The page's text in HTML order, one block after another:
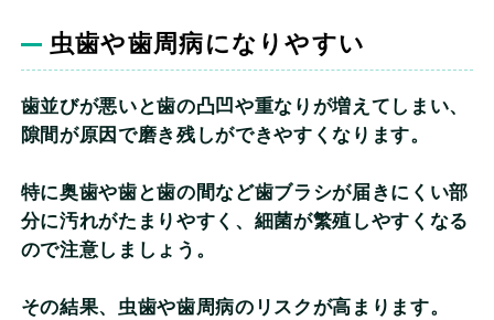
虫歯や歯周病になりやすい
歯並びが悪いと歯の凸凹や重なりが増えてしまい、
隙間が原因で磨き残しができやすくなります。
特に奥歯や歯と歯の間など歯ブラシが届きにくい部
分に汚れがたまりやすく、細菌が繁殖しやすくなる
ので注意しましょう。
その結果、虫歯や歯周病のリスクが高まります。